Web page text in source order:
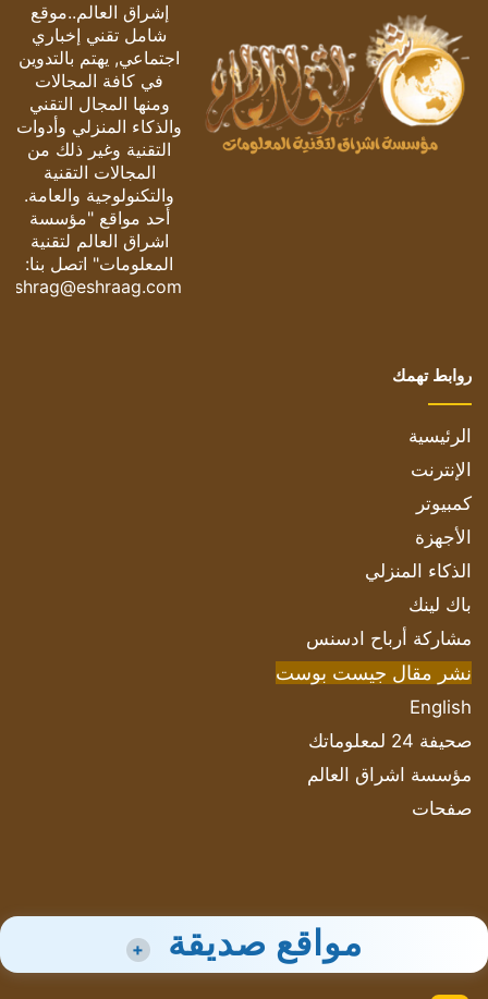
إشراق العالم..موقع
شامل تقني إخباري
اجتماعي, يهتم بالتدوين
في كافة المجالات
ومنها المجال التقني
والذكاء المنزلي وأدوات
التقنية وغير ذلك من
المجالات التقنية
والتكنولوجية والعامة.
أحد مواقع "مؤسسة
اشراق العالم لتقنية
المعلومات" اتصل بنا:
eshrag@eshraag.com
روابط تهمك
الرئيسية
الإنترنت
كمبيوتر
الأجهزة
الذكاء المنزلي
باك لينك
مشاركة أرباح ادسنس
نشر مقال جيست بوست
English
صحيفة 24 لمعلوماتك
مؤسسة اشراق العالم
صفحات
مواقع صديقة +